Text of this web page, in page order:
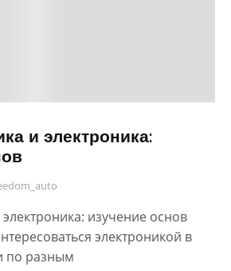
и электроника:
изучение основ
электроникой в
по разным